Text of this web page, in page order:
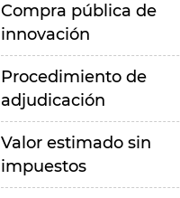
Compra pública de
innovación
Procedimiento de
adjudicación
Valor estimado sin
impuestos